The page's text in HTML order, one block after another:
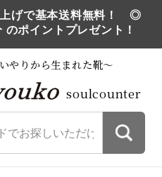
げで基本送料無料！ ◎
ポイントプレゼント！
やりから生まれた靴～
soulcounter